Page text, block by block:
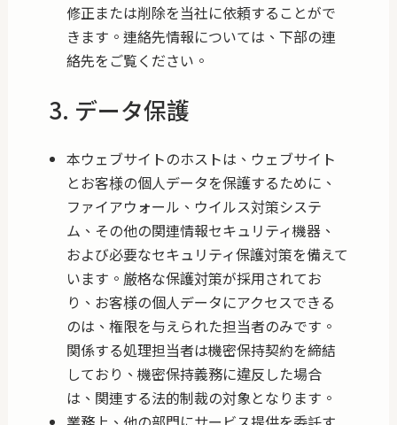
修正または削除を当社に依頼することがで
きます。連絡先情報については、下部の連
絡先をご覧ください。
3. データ保護
本ウェブサイトのホストは、ウェブサイト
とお客様の個人データを保護するために、
ファイアウォール、ウイルス対策システ
ム、その他の関連情報セキュリティ機器、
および必要なセキュリティ保護対策を備えて
います。厳格な保護対策が採用されてお
り、お客様の個人データにアクセスできる
のは、権限を与えられた担当者のみです。
関係する処理担当者は機密保持契約を締結
しており、機密保持義務に違反した場合
は、関連する法的制裁の対象となります。